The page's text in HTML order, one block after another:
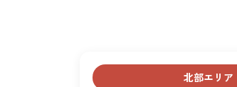
シ
北部エリア